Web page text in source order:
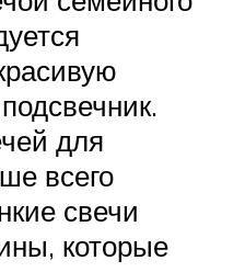
для
всего
свечи
которые